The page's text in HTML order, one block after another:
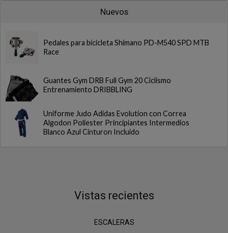
Nuevos
Pedales para bicicleta Shimano PD-M540 SPD MTB
Race
Guantes Gym DRB Full Gym 20 Ciclismo
Entrenamiento DRIBBLING
Uniforme Judo Adidas Evolution con Correa
Algodon Poliester Principiantes Intermedios
Blanco Azul Cinturon Incluido
Vistas recientes
ESCALERAS